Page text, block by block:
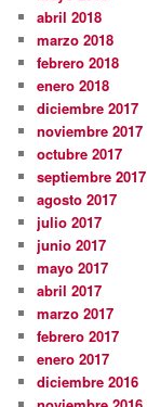
abril 2018
marzo 2018
febrero 2018
enero 2018
diciembre 2017
noviembre 2017
octubre 2017
septiembre 2017
agosto 2017
julio 2017
junio 2017
mayo 2017
abril 2017
marzo 2017
febrero 2017
enero 2017
diciembre 2016